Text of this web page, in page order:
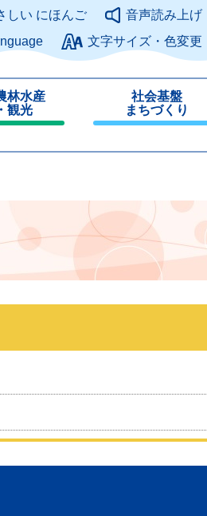
このページの本文へ
しい にほんご
音声読み上げ
文字サイズ・色変更
林水産
観光
社会基盤
まちづくり
じ